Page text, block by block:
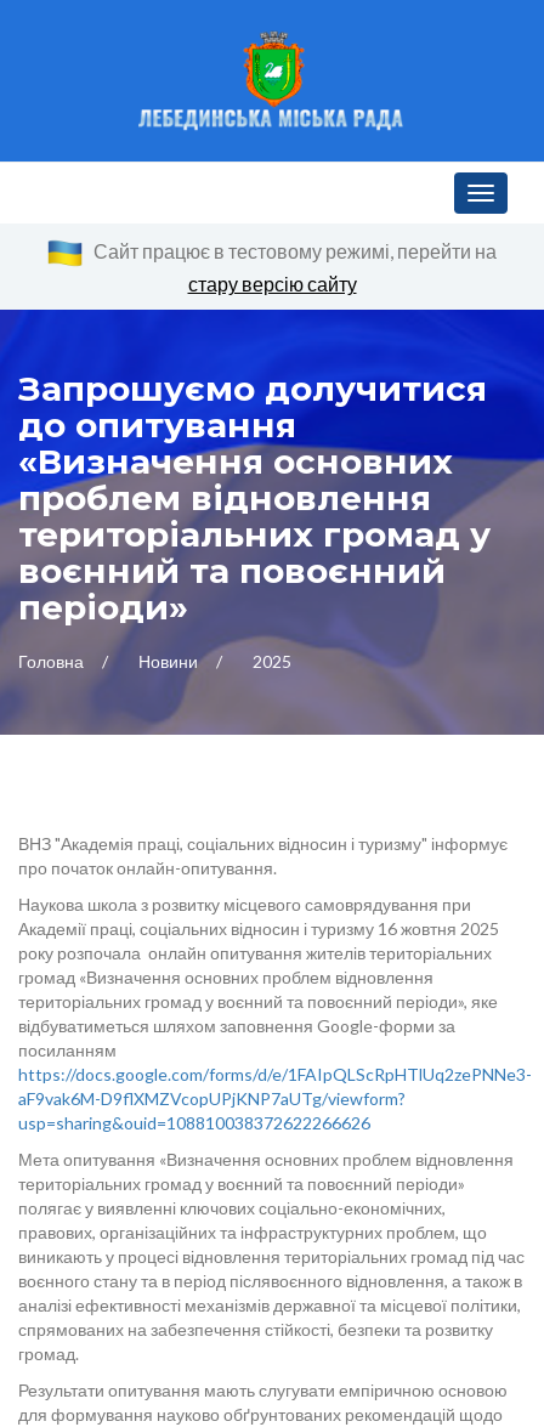
Toggle
Сайт працює в тестовому режимі, перейти на
стару версію сайту
Запрошуємо долучитися
до опитування
«Визначення основних
проблем відновлення
територіальних громад у
воєнний та повоєнний
періоди»
Головна Новини 2025
ВНЗ "Академія праці, соціальних відносин і туризму" інформує
про початок онлайн-опитування.
Наукова школа з розвитку місцевого самоврядування при
Академії праці, соціальних відносин і туризму 16 жовтня 2025
року розпочала онлайн опитування жителів територіальних
громад «Визначення основних проблем відновлення
територіальних громад у воєнний та повоєнний періоди», яке
відбуватиметься шляхом заповнення Google-форми за
посиланням
https://docs.google.com/forms/d/e/1FAIpQLScRpHTlUq2zePNNe3-
aF9vak6M-D9flXMZVcopUPjKNP7aUTg/viewform?
usp=sharing&ouid=108810038372622266626
Мета опитування «Визначення основних проблем відновлення
територіальних громад у воєнний та повоєнний періоди»
полягає у виявленні ключових соціально-економічних,
правових, організаційних та інфраструктурних проблем, що
виникають у процесі відновлення територіальних громад під час
воєнного стану та в період післявоєнного відновлення, а також в
аналізі ефективності механізмів державної та місцевої політики,
спрямованих на забезпечення стійкості, безпеки та розвитку
громад.
Результати опитування мають слугувати емпіричною основою
для формування науково обґрунтованих рекомендацій щодо